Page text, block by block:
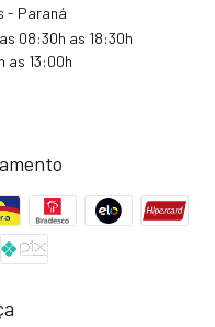
- Paraná
08:30h as 18:30h
as 13:00h